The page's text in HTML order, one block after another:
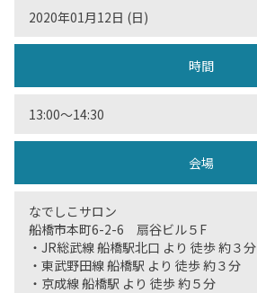
2020年01月12日 (日)
時間
13:00〜14:30
会場
なでしこサロン
船橋市本町6-2-6 扇谷ビル５F
・JR総武線 船橋駅北口 より 徒歩 約３分
・東武野田線 船橋駅 より 徒歩 約３分
・京成線 船橋駅 より 徒歩 約５分